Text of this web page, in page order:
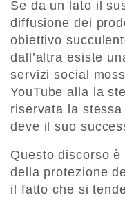
Se da un lato il
diffusione dei
obiettivo
dall’altra esiste
servizi social
YouTube alla la
riservata la
deve il suo
Questo discorso
della protezione
il fatto che si